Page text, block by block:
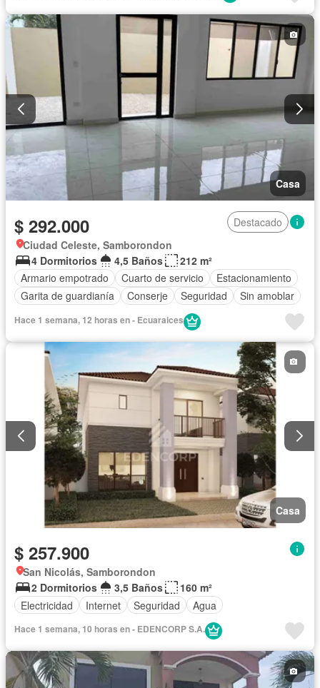
Casa
$ 292.000
Destacado
Ciudad Celeste, Samborondon
4 Dormitorios
4,5 Baños
212 m²
Armario empotrado
Cuarto de servicio
Estacionamiento
Garita de guardianía
Conserje Seguridad Sin amoblar
Hace 1 semana, 12 horas en - Ecuaraices
Casa
$ 257.900
San Nicolás, Samborondon
2 Dormitorios
3,5 Baños
160 m²
Electricidad
Internet Seguridad Agua
Hace 1 semana, 10 horas en - EDENCORP S.A.